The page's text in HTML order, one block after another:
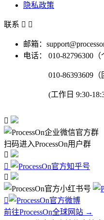
隐私政策
联系  
邮箱：
电话：
010-82796300（
010-86393609（
(工作日 9:30-

扫码进入ProcessOn用户群




前往ProcessOn全球网站 →